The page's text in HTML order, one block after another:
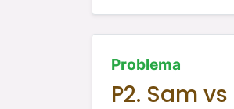
Problema
P2. Sam